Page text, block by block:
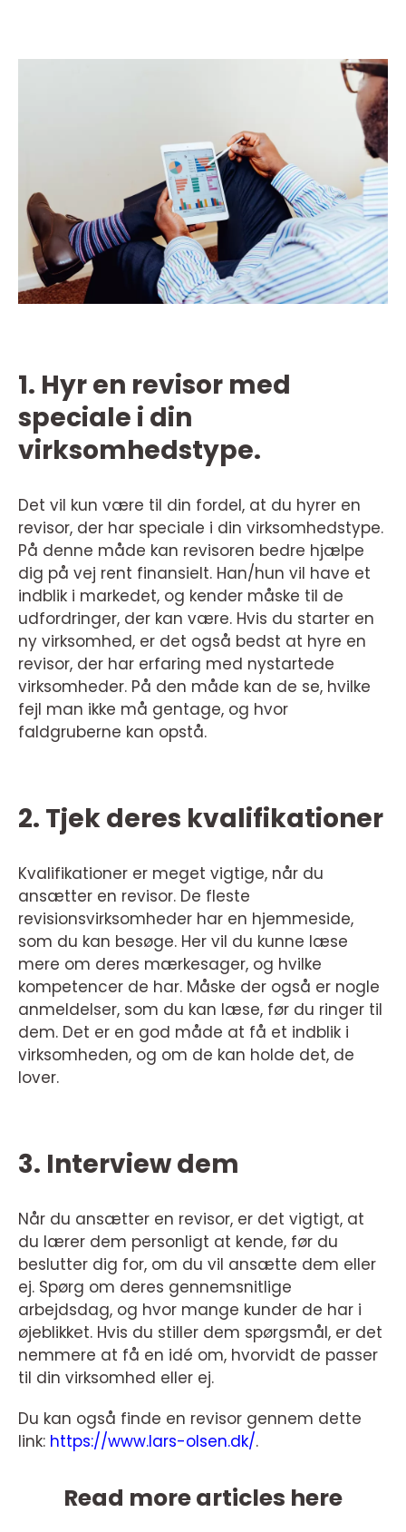
1. Hyr en revisor med
speciale i din
virksomhedstype.
Det vil kun være til din fordel, at du hyrer en
revisor, der har speciale i din virksomhedstype.
På denne måde kan revisoren bedre hjælpe
dig på vej rent finansielt. Han/hun vil have et
indblik i markedet, og kender måske til de
udfordringer, der kan være. Hvis du starter en
ny virksomhed, er det også bedst at hyre en
revisor, der har erfaring med nystartede
virksomheder. På den måde kan de se, hvilke
fejl man ikke må gentage, og hvor
faldgruberne kan opstå.
2. Tjek deres kvalifikationer
Kvalifikationer er meget vigtige, når du
ansætter en revisor. De fleste
revisionsvirksomheder har en hjemmeside,
som du kan besøge. Her vil du kunne læse
mere om deres mærkesager, og hvilke
kompetencer de har. Måske der også er nogle
anmeldelser, som du kan læse, før du ringer til
dem. Det er en god måde at få et indblik i
virksomheden, og om de kan holde det, de
lover.
3. Interview dem
Når du ansætter en revisor, er det vigtigt, at
du lærer dem personligt at kende, før du
beslutter dig for, om du vil ansætte dem eller
ej. Spørg om deres gennemsnitlige
arbejdsdag, og hvor mange kunder de har i
øjeblikket. Hvis du stiller dem spørgsmål, er det
nemmere at få en idé om, hvorvidt de passer
til din virksomhed eller ej.
Du kan også finde en revisor gennem dette
link: https://www.lars-olsen.dk/.
Read more articles here